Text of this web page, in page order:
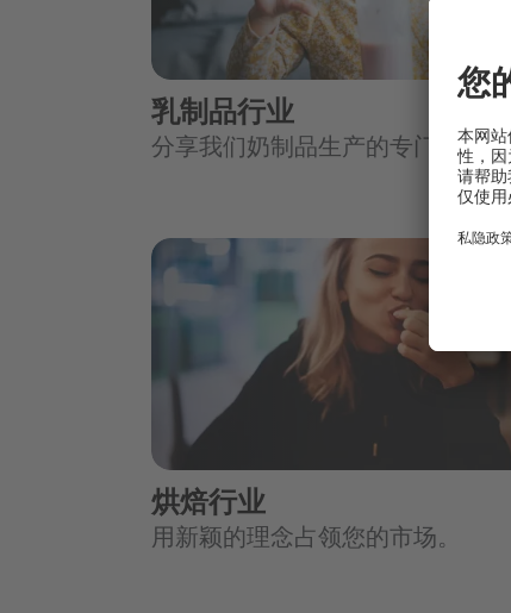
乳制品行业
分享我们奶制品生产的专门技术。
烘焙行业
用新颖的理念占领您的市场。